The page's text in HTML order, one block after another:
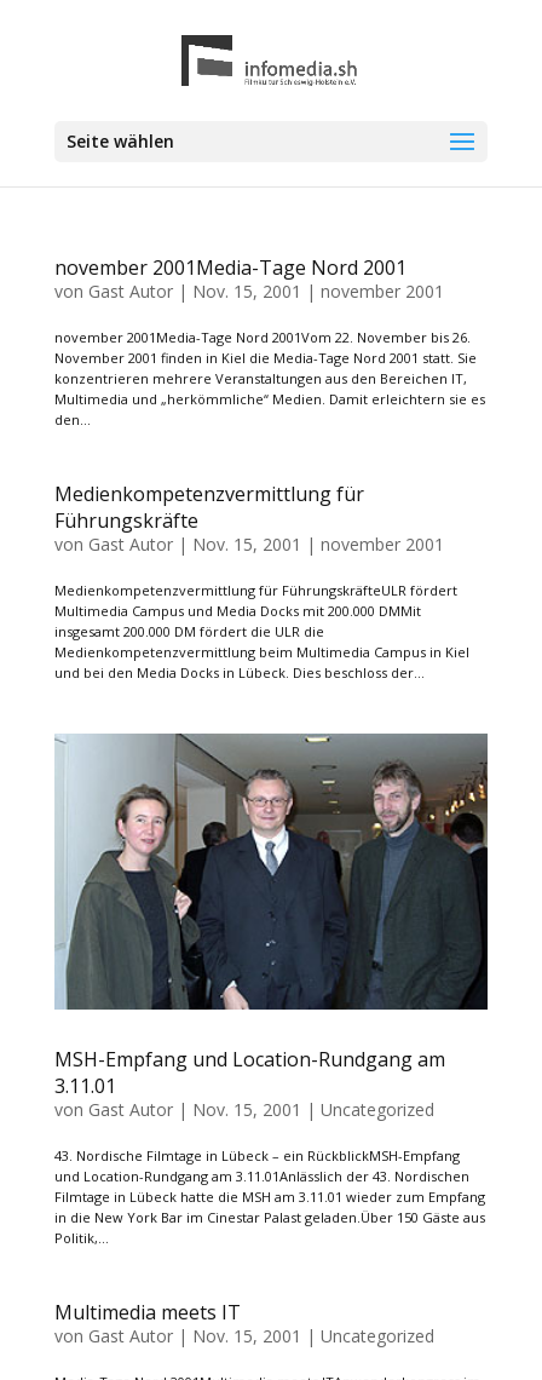
Seite wählen
november 2001Media-Tage Nord 2001
von Gast Autor| Nov. 15, 2001 | november 2001
november 2001Media-Tage Nord 2001Vom 22. November bis 26.
November 2001 finden in Kiel die Media-Tage Nord 2001 statt. Sie
konzentrieren mehrere Veranstaltungen aus den Bereichen IT,
Multimedia und „herkömmliche“ Medien. Damit erleichtern sie es
den...
Medienkompetenzvermittlung für
Führungskräfte
von Gast Autor| Nov. 15, 2001 | november 2001
Medienkompetenzvermittlung für FührungskräfteULR fördert
Multimedia Campus und Media Docks mit 200.000 DMMit
insgesamt 200.000 DM fördert die ULR die
Medienkompetenzvermittlung beim Multimedia Campus in Kiel
und bei den Media Docks in Lübeck. Dies beschloss der...
MSH-Empfang und Location-Rundgang am
3.11.01
von Gast Autor| Nov. 15, 2001 | Uncategorized
43. Nordische Filmtage in Lübeck – ein RückblickMSH-Empfang
und Location-Rundgang am 3.11.01Anlässlich der 43. Nordischen
Filmtage in Lübeck hatte die MSH am 3.11.01 wieder zum Empfang
in die New York Bar im Cinestar Palast geladen.Über 150 Gäste aus
Politik,...
Multimedia meets IT
von Gast Autor| Nov. 15, 2001 | Uncategorized